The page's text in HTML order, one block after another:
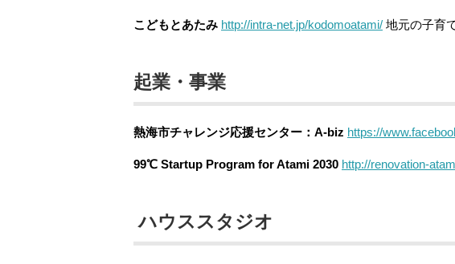
こどもとあたみ http://intra-net.jp/kodomoatami/ 地元の子育
起業・事業
熱海市チャレンジ応援センター：A-biz https://
99℃ Startup Program for Atami 2030 http://renovation-
ハウススタジオ